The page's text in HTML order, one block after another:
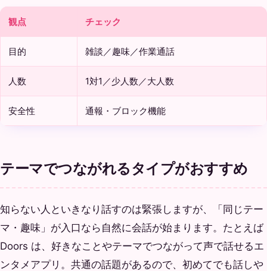
観点 チェック
目的 雑談／趣味／作業通話
人数 1対1／少人数／大人数
安全性 通報・ブロック機能
テーマでつながれるタイプがおすすめ
知らない人といきなり話すのは緊張しますが、「同じテー
マ・趣味」が入口なら自然に会話が始まります。たとえば
Doors は、好きなことやテーマでつながって声で話せるエ
ンタメアプリ。共通の話題があるので、初めてでも話しや